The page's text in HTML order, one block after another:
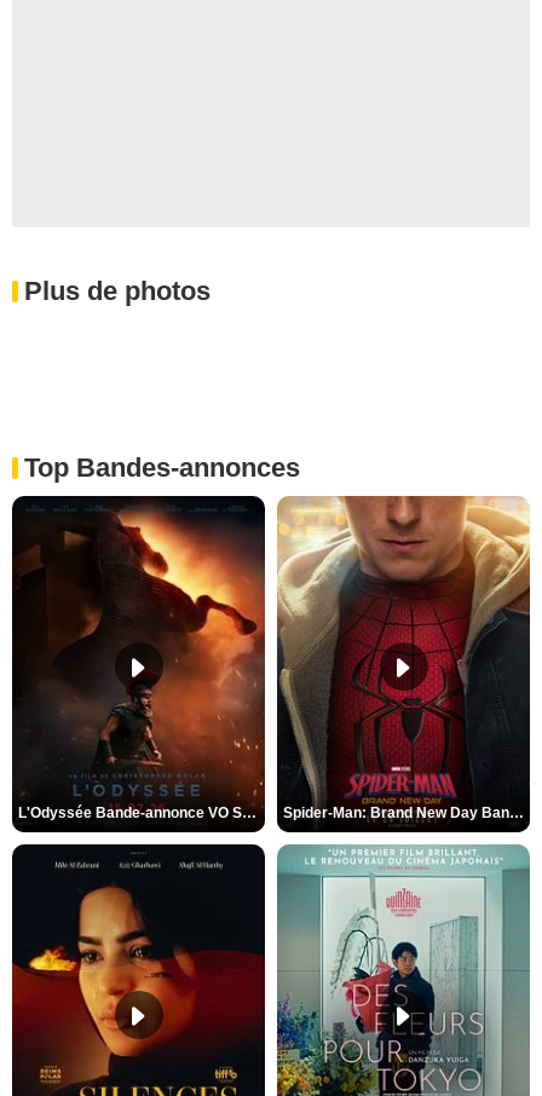
Plus de photos
Top Bandes-annonces
L'Odyssée Bande-annonce VO STFR Spider-Man: Brand New Day Bande-annonce VO STFR